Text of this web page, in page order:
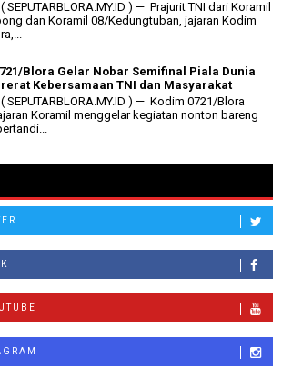
) — Prajurit TNI dari Koramil
dan Koramil 08/Kedungtuban, jajaran Kodim
Blora Gelar Nobar Semifinal Piala Dunia
Kebersamaan TNI dan Masyarakat
) — Kodim 0721/Blora
Koramil menggelar kegiatan nonton bareng